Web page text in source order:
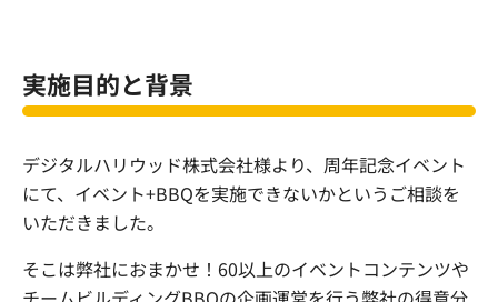
実施目的と背景
デジタルハリウッド株式会社様より、周年記念イベント
にて、イベント+BBQを実施できないかというご相談を
いただきました。
そこは弊社におまかせ！60以上のイベントコンテンツや